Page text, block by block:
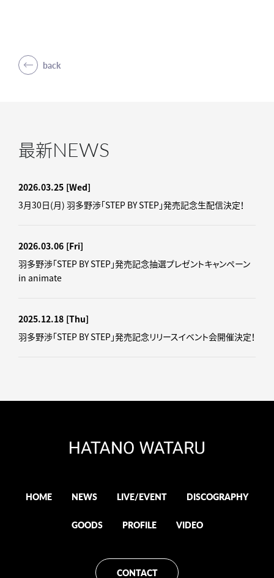
back
最新NEWS
2026.03.25 [Wed]
3月30日(月) 羽多野渉「STEP BY STEP」発売記念生配信決定！
2026.03.06 [Fri]
羽多野渉「STEP BY STEP」発売記念抽選プレゼントキャンペーン
in animate
2025.12.18 [Thu]
羽多野渉「STEP BY STEP」発売記念リリースイベント会開催決定！
HOME NEWS LIVE/EVENT DISCOGRAPHY
GOODS PROFILE VIDEO
CONTACT